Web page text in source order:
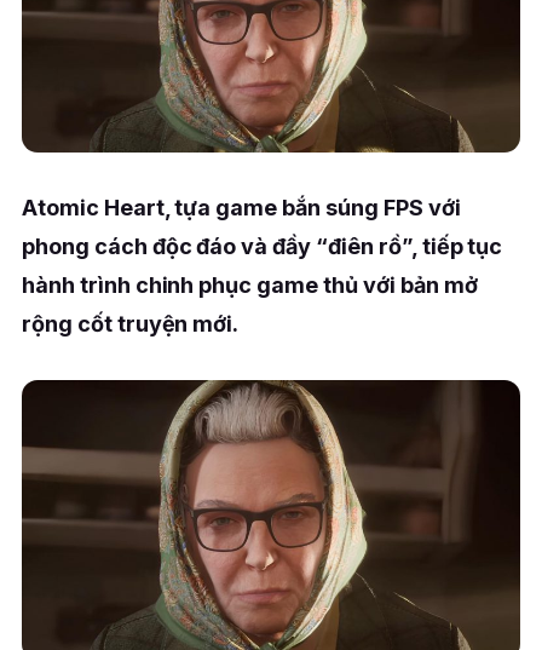
Atomic Heart, tựa game bắn súng FPS với
phong cách độc đáo và đầy “điên rồ”, tiếp tục
hành trình chinh phục game thủ với bản mở
rộng cốt truyện mới.